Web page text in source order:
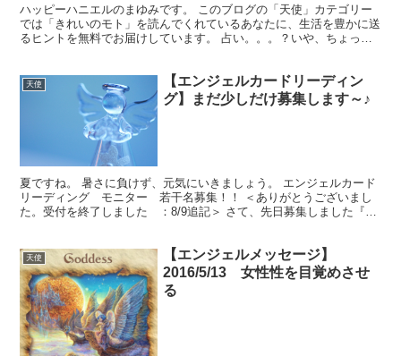
ハッピーハニエルのまゆみです。 このブログの「天使」カテゴリー
では「きれいのモト」を読んでくれているあなたに、生活を豊かに送
るヒントを無料でお届けしています。 占い。。。？いや、ちょっと
天使
【エンジェルカードリーディン
グ】まだ少しだけ募集します～♪
夏ですね。 暑さに負けず、元気にいきましょう。 エンジェルカード
リーディング モニター 若干名募集！！ ＜ありがとうございまし
た。受付を終了しました ：8/9追記＞ さて、先日募集しました『エ
天使
【エンジェルメッセージ】
2016/5/13 女性性を目覚めさせ
る